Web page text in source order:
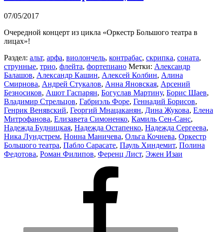
07/05/2017
Очередной концерт из цикла «Оркестр Большого театра в
лицах»!
Раздел: альт, арфа, виолончель, контрабас, скрипка, соната,
струнные, трио, флейта, фортепиано Метки: Александр
Балашов, Александр Кашин, Алексей Колбин, Алина
Смирнова, Андрей Стукалов, Анна Яновская, Арсений
Безносиков, Ашот Гаспарян, Богуслав Мартину, Борис Шаев,
Владимир Стрельцов, Габриэль Форе, Геннадий Борисов,
Генрик Венявский, Георгий Мнацаканян, Дина Жукова, Елена
Митрофанова, Елизавета Симоненко, Камиль Сен-Санс,
Надежда Будницкая, Надежда Остапенко, Надежда Сергеева,
Ника Лундстрем, Нонна Маничева, Ольга Кочнева, Оркестр
Большого театра, Пабло Сарасате, Пауль Хиндемит, Полина
Федотова, Роман Филипов, Ференц Лист, Эжен Изаи